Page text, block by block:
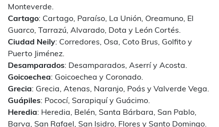
Monteverde.
Cartago: Cartago, Paraíso, La Unión, Oreamuno, El
Guarco, Tarrazú, Alvarado, Dota y León Cortés.
Ciudad Neily: Corredores, Osa, Coto Brus, Golfito y
Puerto Jiménez.
Desamparados: Desamparados, Aserrí y Acosta.
Goicoechea: Goicoechea y Coronado.
Grecia: Grecia, Atenas, Naranjo, Poás y Valverde Vega.
Guápiles: Pococí, Sarapiquí y Guácimo.
Heredia: Heredia, Belén, Santa Bárbara, San Pablo,
Barva, San Rafael, San Isidro, Flores y Santo Domingo.